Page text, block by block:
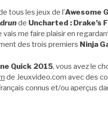
tous les jeux de l’Awesome
de Uncharted : Drake’s
me faire plaisir en
des trois premiers Ninja
Quick 2015, vous avez le
de Jeuxvideo.com avec des
connus et/ou aperçus